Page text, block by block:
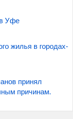
Уфе
жилья в городах-
принял
причинам.